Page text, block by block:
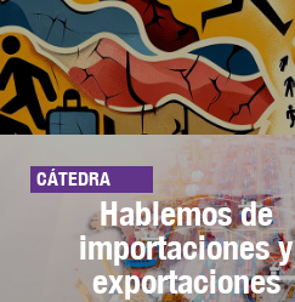
CÁTEDRA
Hablemos de
importaciones y
exportaciones